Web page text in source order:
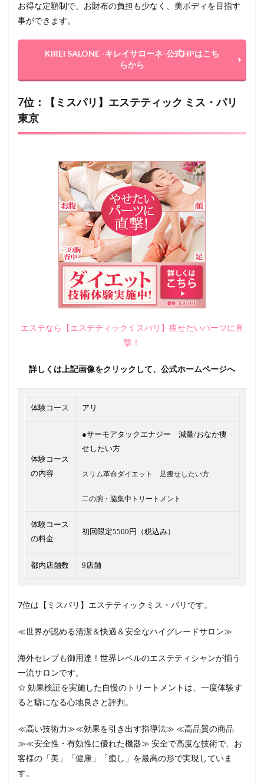
お得な定額制で、お財布の負担も少なく、美ボディを目指す
事ができます。
KIREI SALONE -キレイサローネ-公式HPはこち
らから
7位：【ミスパリ】エステティック ミス・パリ
東京
エステなら【エステティックミスパリ】痩せたいパーツに直
撃！
詳しくは上記画像をクリックして、公式ホームページへ
体験コース アリ
体験コース
の内容
●サーモアタックエナジー 減量/おなか痩
せしたい方
スリム革命ダイエット 足痩せしたい方
二の腕・脇集中トリートメント
体験コース
の料金
初回限定5500円（税込み）
都内店舗数 9店舗
7位は【ミスパリ】エステティックミス・パリです。
≪世界が認める清潔＆快適＆安全なハイグレードサロン≫
海外セレブも御用達！世界レベルのエステティシャンが揃う
一流サロンです。
☆ 効果検証を実施した自慢のトリートメントは、一度体験す
ると癖になる心地良さと評判。
≪高い技術力≫≪効果を引き出す指導法≫ ≪高品質の商品
≫≪安全性・有効性に優れた機器≫ 安全で高度な技術で、お
客様の「美」「健康」「癒し」を最高の形で実現していま
す。